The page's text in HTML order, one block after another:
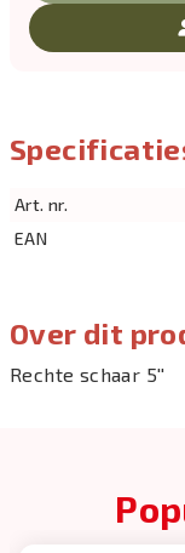
Over dit
Rechte schaar 5''
Art. nr.
EAN